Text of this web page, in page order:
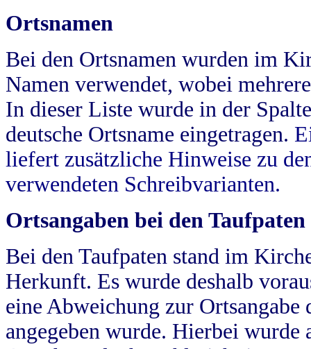
Ortsnamen
Bei den Ortsnamen wurden im
Namen verwendet, wobei
In dieser Liste wurde in der
deutsche Ortsname eingetragen.
liefert zusätzliche Hinweise zu
verwendeten Schreibvarianten.
Ortsangaben bei den Taufpaten
Bei den Taufpaten stand im
Herkunft. Es wurde deshalb
eine Abweichung zur
angegeben wurde. Hierbei wurde